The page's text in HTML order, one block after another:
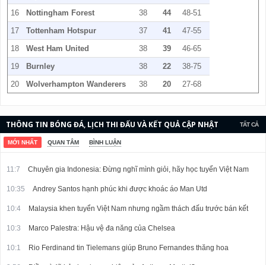
16
Nottingham Forest 38 44
48-51
17
Tottenham Hotspur 37 41
47-55
18
West Ham United 38 39
46-65
19
Burnley 38 22
38-75
20
Wolverhampton Wanderers 38 20 27-68
TẤT CẢ
THÔNG TIN BÓNG ĐÁ, LỊCH THI ĐẤU VÀ KẾT QUẢ CẬP NHẬT
LIÊN TỤC.
MỚI NHẤT QUAN TÂM BÌNH LUẬN
11:7 Chuyên gia Indonesia: Đừng nghĩ mình giỏi, hãy học tuyển Việt Nam
10:35 Andrey Santos hạnh phúc khi được khoác áo Man Utd
10:4 Malaysia khen tuyển Việt Nam nhưng ngầm thách đấu trước bán kết
10:3 Marco Palestra: Hậu vệ đa năng của Chelsea
10:1 Rio Ferdinand tin Tielemans giúp Bruno Fernandes thăng hoa